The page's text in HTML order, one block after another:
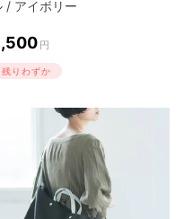
/ アイボリー
円
残りわずか